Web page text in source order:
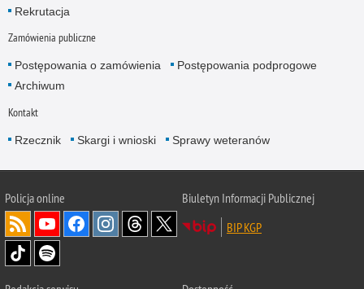
Rekrutacja
Zamówienia publiczne
Postępowania o zamówienia
Postępowania podprogowe
Archiwum
Kontakt
Rzecznik Skargi i wnioski Sprawy weteranów
Policjaonline
Biuletyn Informacji Publicznej
BIP KGP